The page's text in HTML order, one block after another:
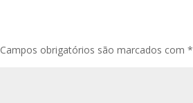
Campos obrigatórios são marcados com*